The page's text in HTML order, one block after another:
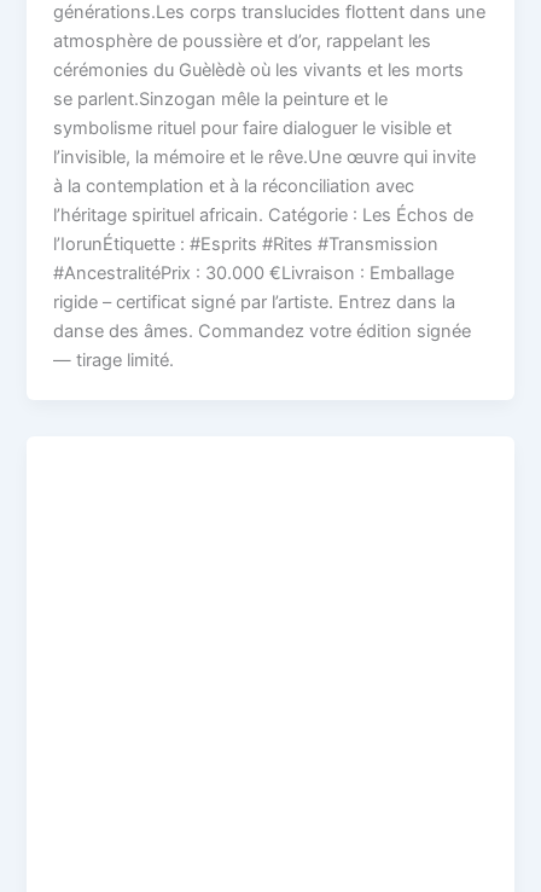
générations.Les corps translucides flottent dans une
atmosphère de poussière et d’or, rappelant les
cérémonies du Guèlèdè où les vivants et les morts
se parlent.Sinzogan mêle la peinture et le
symbolisme rituel pour faire dialoguer le visible et
l’invisible, la mémoire et le rêve.Une œuvre qui invite
à la contemplation et à la réconciliation avec
l’héritage spirituel africain. Catégorie : Les Échos de
l’IorunÉtiquette : #Esprits #Rites #Transmission
#AncestralitéPrix : 30.000 €Livraison : Emballage
rigide – certificat signé par l’artiste. Entrez dans la
danse des âmes. Commandez votre édition signée
— tirage limité.